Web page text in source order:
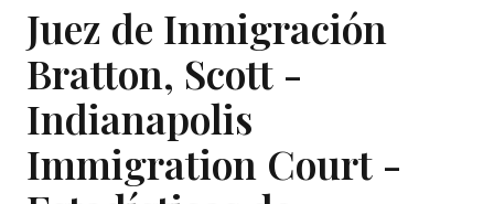
Juez de Inmigración
Bratton, Scott -
Indianapolis
Immigration Court -